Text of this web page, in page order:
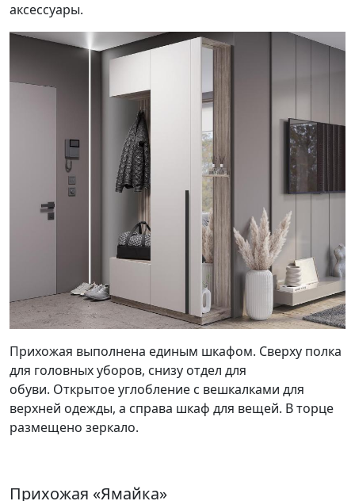
аксессуары.
Прихожая выполнена единым шкафом. Сверху полка
для головных уборов, снизу отдел для
обуви. Открытое углобление с вешкалками для
верхней одежды, а справа шкаф для вещей. В торце
размещено зеркало.
Прихожая «Ямайка»